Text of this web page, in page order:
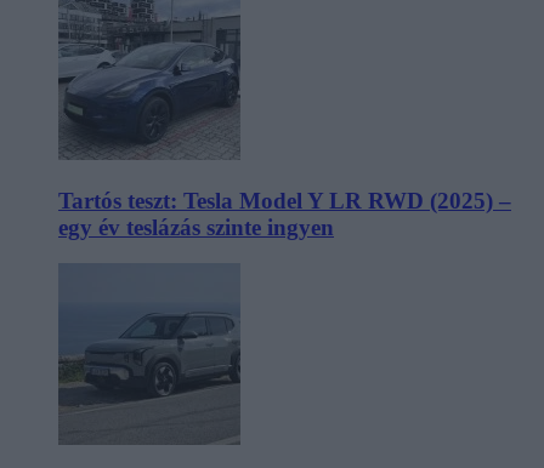
Tartós teszt: Tesla Model Y LR RWD (2025) –
egy év teslázás szinte ingyen